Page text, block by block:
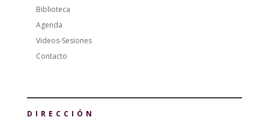
Biblioteca
Agenda
Videos-Sesiones
Contacto
DIRECCIÓN